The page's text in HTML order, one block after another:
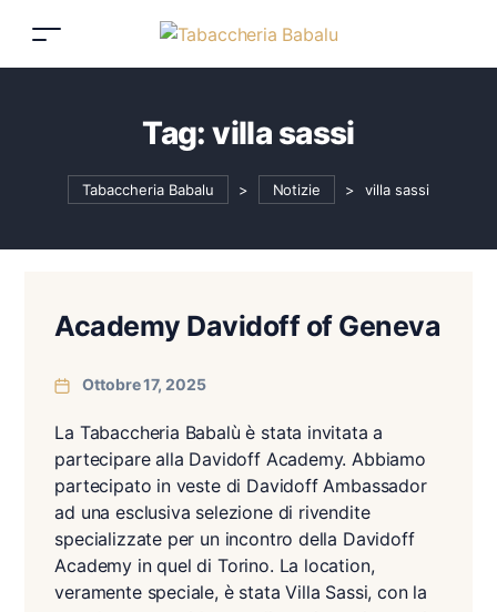
Tag:villa sassi
Tabaccheria Babalu > Notizie > villa sassi
Academy Davidoff of Geneva
Ottobre 17, 2025
La Tabaccheria Babalù è stata invitata a
partecipare alla Davidoff Academy. Abbiamo
partecipato in veste di Davidoff Ambassador
ad una esclusiva selezione di rivendite
specializzate per un incontro della Davidoff
Academy in quel di Torino. La location,
veramente speciale, è stata Villa Sassi, con la